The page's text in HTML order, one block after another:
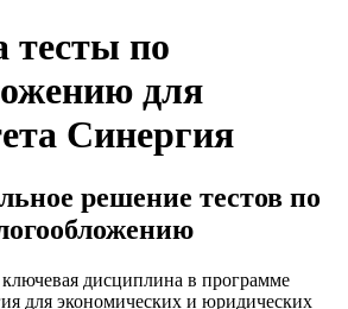
тесты по
для
Синергия
решение тестов по
дисциплина в программе
для экономических и юридических